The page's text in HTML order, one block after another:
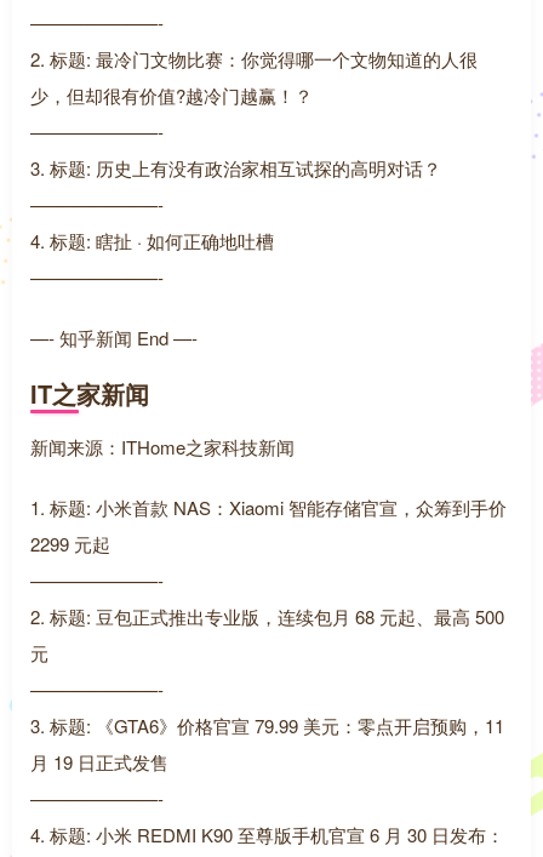
———————-
2. 标题: 最冷门文物比赛：你觉得哪一个文物知道的人很
少，但却很有价值?越冷门越赢！？
———————-
3. 标题: 历史上有没有政治家相互试探的高明对话？
———————-
4. 标题: 瞎扯 · 如何正确地吐槽
———————-
—- 知乎新闻 End —-
IT之家新闻
新闻来源：ITHome之家科技新闻
1. 标题: 小米首款 NAS：Xiaomi 智能存储官宣，众筹到手价
2299 元起
———————-
2. 标题: 豆包正式推出专业版，连续包月 68 元起、最高 500
元
———————-
3. 标题: 《GTA6》价格官宣 79.99 美元：零点开启预购，11
月 19 日正式发售
———————-
4. 标题: 小米 REDMI K90 至尊版手机官宣 6 月 30 日发布：